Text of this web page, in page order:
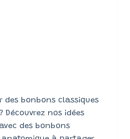
des bonbons classiques
Découvrez nos idées
des bonbons